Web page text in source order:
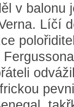
v balonu
Líčí